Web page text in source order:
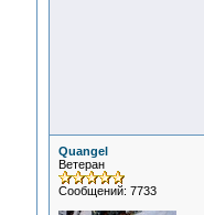
Quangel
Ветеран
Сообщений: 7733